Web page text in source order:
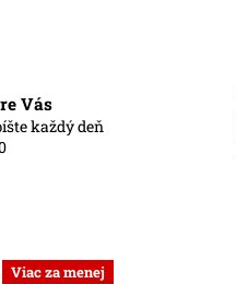
Vás
každý deň
Viac za menej